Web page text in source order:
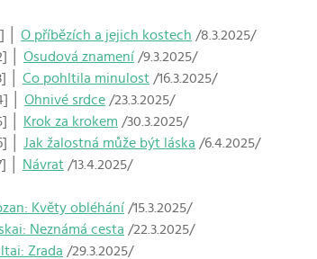
│ O příbězích a jejich kostech /8.3.2025/
│ Osudová znamení /9.3.2025/
│ Co pohltila minulost /16.3.2025/
│ Ohnivé srdce /23.3.2025/
│
Krok za krokem /30.3.2025/
│ Jak žalostná může být láska /6.4.2025/
│
Návrat /13.4.2025/
Květy obléhání /15.3.2025/
Neznámá cesta /22.3.2025/
Zrada /29.3.2025/